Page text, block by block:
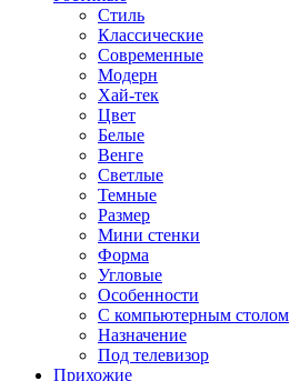
Стиль
Классические
Современные
Модерн
Хай-тек
Цвет
Белые
Венге
Светлые
Темные
Размер
Мини стенки
Форма
Угловые
Особенности
С компьютерным столом
Назначение
Под телевизор
Прихожие